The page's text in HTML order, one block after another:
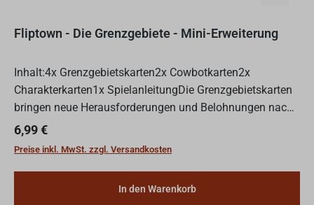
Fliptown - Die Grenzgebiete - Mini-Erweiterung
Inhalt:4x Grenzgebietskarten2x Cowbotkarten2x
Charakterkarten1x SpielanleitungDie Grenzgebietskarten
bringen neue Herausforderungen und Belohnungen nach
Fliptown. Diese Mini-Erweiterung könnt ihr im Solo- und
Mehrpers...
Regulärer Preis:
6,99 €
Preise inkl. MwSt. zzgl. Versandkosten
In den Warenkorb